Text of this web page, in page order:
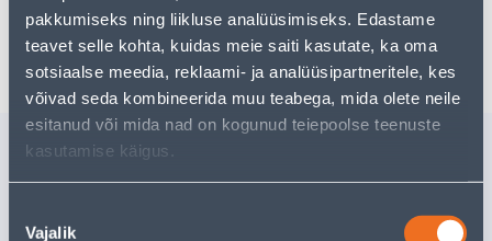
pakkumiseks ning liikluse analüüsimiseks. Edastame
teavet selle kohta, kuidas meie saiti kasutate, ka oma
sotsiaalse meedia, reklaami- ja analüüsipartneritele, kes
võivad seda kombineerida muu teabega, mida olete neile
esitanud või mida nad on kogunud teiepoolse teenuste
kasutamise käigus.
valik
Vajalik
Ожидаемая доставка домой от 16,90 € с 07.09.2026
Похожие продукты
JUUKSELÕIKUSMASIN
RIIUL